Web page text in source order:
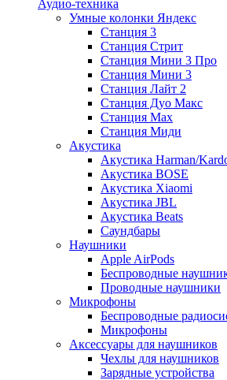
Аудио-техника
Умные колонки Яндекс
Станция 3
Станция Стрит
Станция Мини 3 Про
Станция Мини 3
Станция Лайт 2
Станция Дуо Макс
Станция Max
Станция Миди
Акустика
Акустика Harman/
Акустика BOSE
Акустика Xiaomi
Акустика JBL
Акустика Beats
Саундбары
Наушники
Apple AirPods
Беспроводные
Проводные наушники
Микрофоны
Беспроводные
Микрофоны
Аксессуары для наушников
Чехлы для наушников
Зарядные устройства